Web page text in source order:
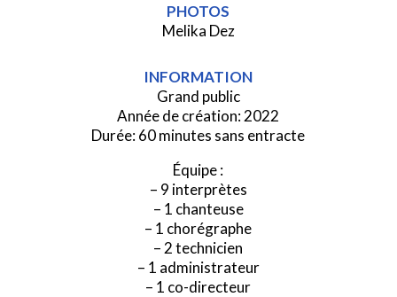
PHOTOS
Melika Dez
INFORMATION
Grand public
Année de création: 2022
Durée: 60 minutes sans entracte
Équipe :
– 9 interprètes
– 1 chanteuse
– 1 chorégraphe
– 2 technicien
– 1 administrateur
– 1 co-directeur